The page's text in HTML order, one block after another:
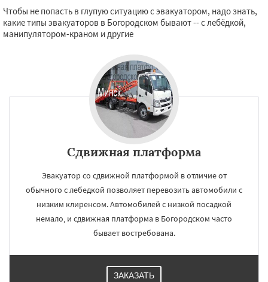
Чтобы не попасть в глупую ситуацию с эвакуатором, надо знать,
какие типы эвакуаторов в Богородском бывают -- с лебёдкой,
манипулятором-краном и другие
Сдвижная платформа
Эвакуатор со сдвижной платформой в отличие от
обычного с лебедкой позволяет перевозить автомобили с
низким клиренсом. Автомобилей с низкой посадкой
немало, и сдвижная платформа в Богородском часто
бывает востребована.
ЗАКАЗАТЬ